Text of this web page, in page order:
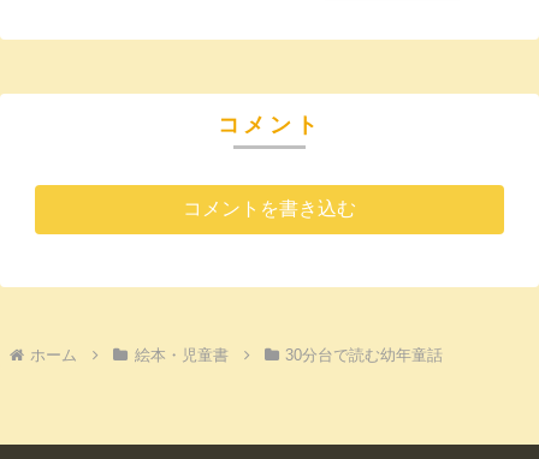
コメント
コメントを書き込む
ホーム 絵本・児童書 30分台で読む幼年童話